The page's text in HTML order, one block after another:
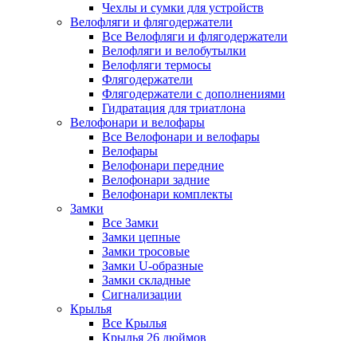
Чехлы и сумки для устройств
Велофляги и флягодержатели
Все Велофляги и флягодержатели
Велофляги и велобутылки
Велофляги термосы
Флягодержатели
Флягодержатели с дополнениями
Гидратация для триатлона
Велофонари и велофары
Все Велофонари и велофары
Велофары
Велофонари передние
Велофонари задние
Велофонари комплекты
Замки
Все Замки
Замки цепные
Замки тросовые
Замки U-образные
Замки складные
Сигнализации
Крылья
Все Крылья
Крылья 26 дюймов